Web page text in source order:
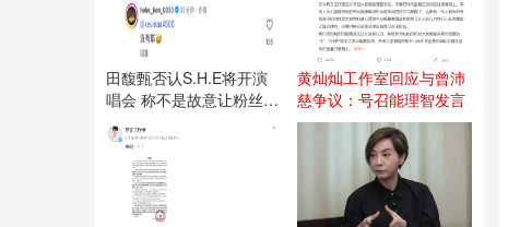
田馥甄否认S.H.E将开演
唱会 称不是故意让粉丝失
望
黄灿灿工作室回应与曾沛
慈争议：号召能理智发言